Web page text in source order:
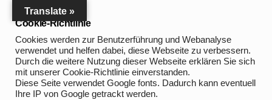
content
Cookie-Richtlinie
Cookies werden zur Benutzerführung und Webanalyse
verwendet und helfen dabei, diese Webseite zu verbessern.
Durch die weitere Nutzung dieser Webseite erklären Sie sich
mit unserer Cookie-Richtlinie einverstanden.
Diese Seite verwendet Google fonts. Dadurch kann eventuell
Ihre IP von Google getrackt werden.
Translate »